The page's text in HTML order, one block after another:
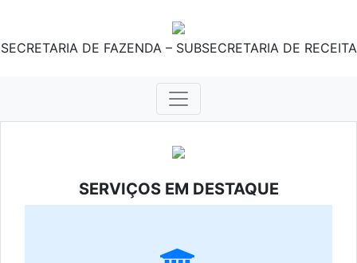
SECRETARIA DE FAZENDA – SUBSECRETARIA DE RECEITA
SERVIÇOS EM DESTAQUE